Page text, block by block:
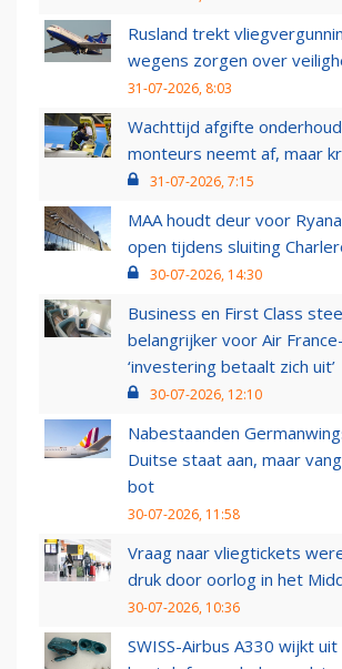
Rusland trekt
wegens zorgen over
31-07-2026, 8:03
Wachttijd afgifte
monteurs neemt af, maar
31-07-2026, 7:15
MAA houdt deur voor
open tijdens sluiting
30-07-2026, 14:30
Business en First Class
belangrijker voor Air
‘investering betaalt zich uit’
30-07-2026, 12:10
Nabestaanden
Duitse staat aan, maar
bot
30-07-2026, 11:58
Vraag naar vliegtickets
druk door oorlog in het
30-07-2026, 10:36
SWISS-Airbus A330 wijkt